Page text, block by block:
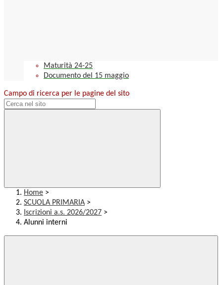
Maturità 24-25
Documento del 15 maggio
Campo di ricerca per le pagine del sito
Home >
SCUOLA PRIMARIA >
Iscrizioni a.s. 2026/2027 >
Alunni interni